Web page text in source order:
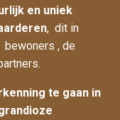
en uniek
, dit in
bewoners , de
te gaan in